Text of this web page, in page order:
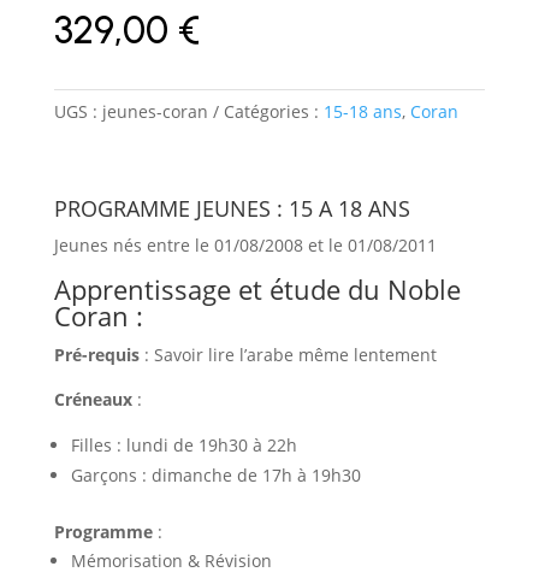
329,00 €
UGS : jeunes-coran Catégories : 15-18 ans, Coran
PROGRAMME JEUNES : 15 A 18 ANS
Jeunes nés entre le 01/08/2008 et le 01/08/2011
Apprentissage et étude du Noble
Coran :
Pré-requis: Savoir lire l’arabe même lentement
Créneaux:
Filles : lundi de 19h30 à 22h
Garçons : dimanche de 17h à 19h30
Programme:
Mémorisation & Révision